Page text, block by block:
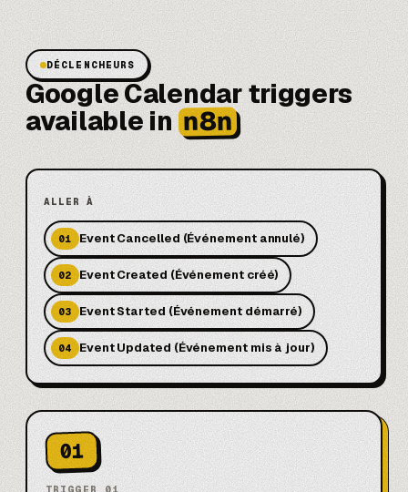
DÉCLENCHEURS
Google Calendar triggers
available in n8n
ALLER À
01 Event Cancelled (Événement annulé)
02 Event Created (Événement créé)
03 Event Started (Événement démarré)
04 Event Updated (Événement mis à jour)
01